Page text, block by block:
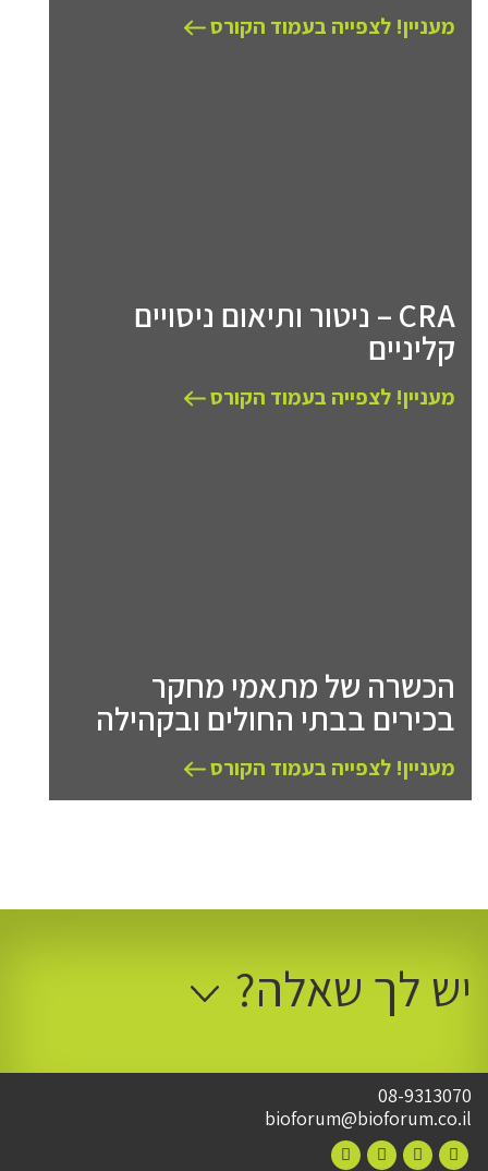
מעניין! לצפייה בעמוד הקורס
CRA – ניטור ותיאום ניסויים
קליניים
מעניין! לצפייה בעמוד הקורס
הכשרה של מתאמי מחקר
בכירים בבתי החולים ובקהילה
מעניין! לצפייה בעמוד הקורס
יש לך שאלה?
08-9313070
bioforum@bioforum.co.il